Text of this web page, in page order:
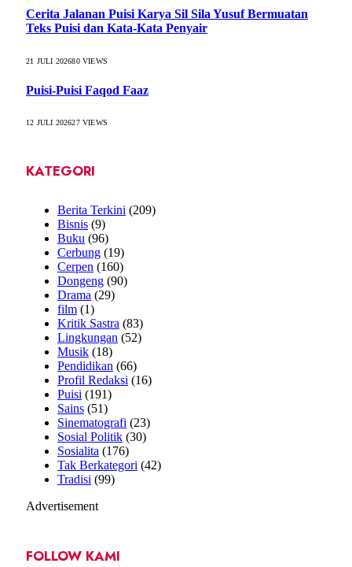
Cerita Jalanan Puisi Karya Sil Sila Yusuf Bermuatan
Teks Puisi dan Kata-Kata Penyair
21 JULI 202680VIEWS
Puisi-Puisi Faqod Faaz
12 JULI 202627VIEWS
KATEGORI
Berita Terkini (209)
Bisnis (9)
Buku (96)
Cerbung (19)
Cerpen (160)
Dongeng (90)
Drama (29)
film (1)
Kritik Sastra (83)
Lingkungan (52)
Musik (18)
Pendidikan (66)
Profil Redaksi (16)
Puisi (191)
Sains (51)
Sinematografi (23)
Sosial Politik (30)
Sosialita (176)
Tak Berkategori (42)
Tradisi (99)
Advertisement
FOLLOW KAMI